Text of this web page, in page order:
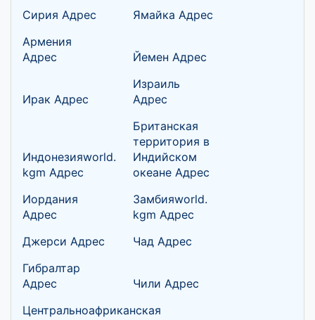
Сирия Адрес
Ямайка Адрес
Армения
Адрес
Йемен Адрес
Ирак Адрес
Израиль
Адрес
Индонезияworld.
kgm Адрес
Британская
территория в
Индийском
океане Адрес
Иордания
Адрес
Замбияworld.
kgm Адрес
Джерси Адрес
Чад Адрес
Гибралтар
Адрес
Чили Адрес
Центральноафриканская